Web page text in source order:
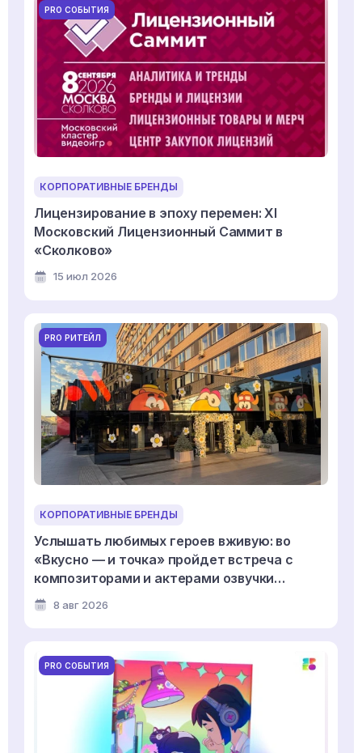
PRO СОБЫТИЯ
КОРПОРАТИВНЫЕ БРЕНДЫ
Лицензирование в эпоху перемен: XI
Московский Лицензионный Саммит в
«Сколково»
15 июл 2026
PRO РИТЕЙЛ
КОРПОРАТИВНЫЕ БРЕНДЫ
Услышать любимых героев вживую: во
«Вкусно — и точка» пройдет встреча с
композиторами и актерами озвучки
мультсериала «Смешарики»
8 авг 2026
PRO СОБЫТИЯ